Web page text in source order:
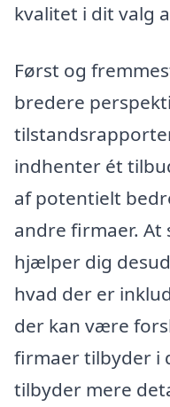
kvalitet i dit valg
Først og
bredere
indhenter ét
af potentielt
andre firmaer. At
hjælper dig
hvad der er
der kan være
firmaer tilbyder i
tilbyder mere